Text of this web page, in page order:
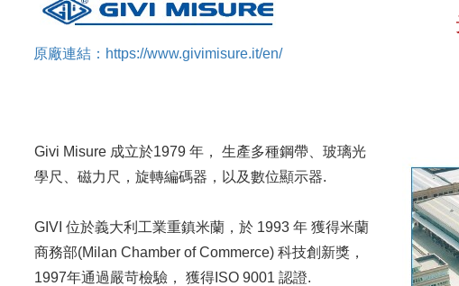
原廠連結：https://www.givimisure.it/en/
Givi Misure 成立於1979 年， 生產多種鋼帶、玻璃光
學尺、磁力尺，旋轉編碼器，以及數位顯示器.
GIVI 位於義大利工業重鎮米蘭，於 1993 年 獲得米蘭
商務部(Milan Chamber of Commerce) 科技創新獎，
1997年通過嚴苛檢驗， 獲得ISO 9001 認證.